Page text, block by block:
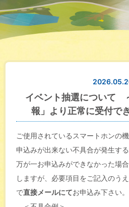
イベント抽選について
報」より正常に受付で
ご使用されているスマートホンの
申込みが出来ない不具合が発生す
万が一お申込みができなかった場
しますが、必要項目をご記入のう
で直接メールにてお申込み下さい。